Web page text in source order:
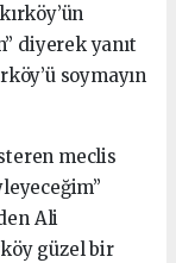
diyerek yanıt
soymayın
meclis
Ali
güzel bir